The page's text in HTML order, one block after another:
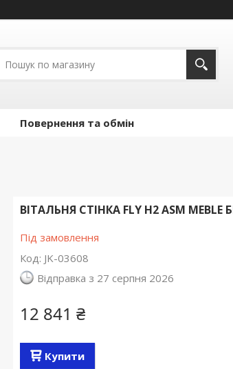
Повернення та обмін
ВІТАЛЬНЯ СТІНКА FLY H2 ASM
Під замовлення
Код: JK-03608
Відправка з 27 серпня 2026
12 841 ₴
Купити